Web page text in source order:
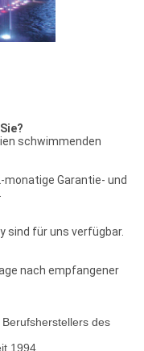
schwimmenden
Garantie- und
sind für uns verfügbar.
nach empfangener
des
1994.